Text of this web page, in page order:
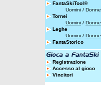
FantaSkiTool®
Uomini / Donne
Tornei
Uomini / Donne
Leghe
Uomini / Donne
FantaStorico
Registrazione
Accesso al gioco
Vincitori